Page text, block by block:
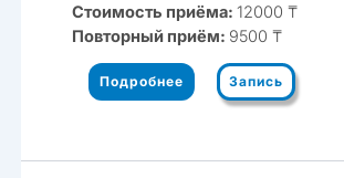
Стоимость приёма: 12000 ₸
Повторный приём: 9500 ₸
Подробнее Запись